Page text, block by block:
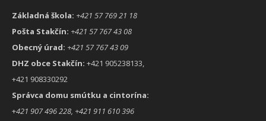
Základná škola: +421 57 769 21 18
Pošta Stakčín: +421 57 767 43 08
Obecný úrad: +421 57 767 43 09
DHZ obce Stakčín: +421 905238133,
+421 908330292
Správca domu smútku a cintorína:
+421 907 496 228, +421 911 610 396